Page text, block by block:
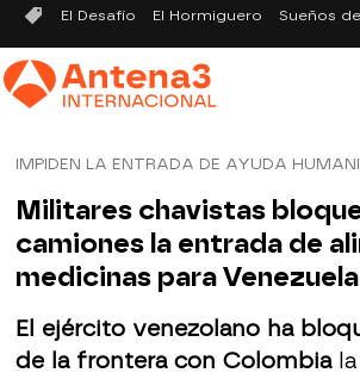
El Desafío El Hormiguero Sueños
IMPIDEN LA ENTRADA DE AYUDA
Militares chavistas
camiones la entrada de
medicinas para Venezuela
El ejército venezolano ha
de la frontera con Colombiala